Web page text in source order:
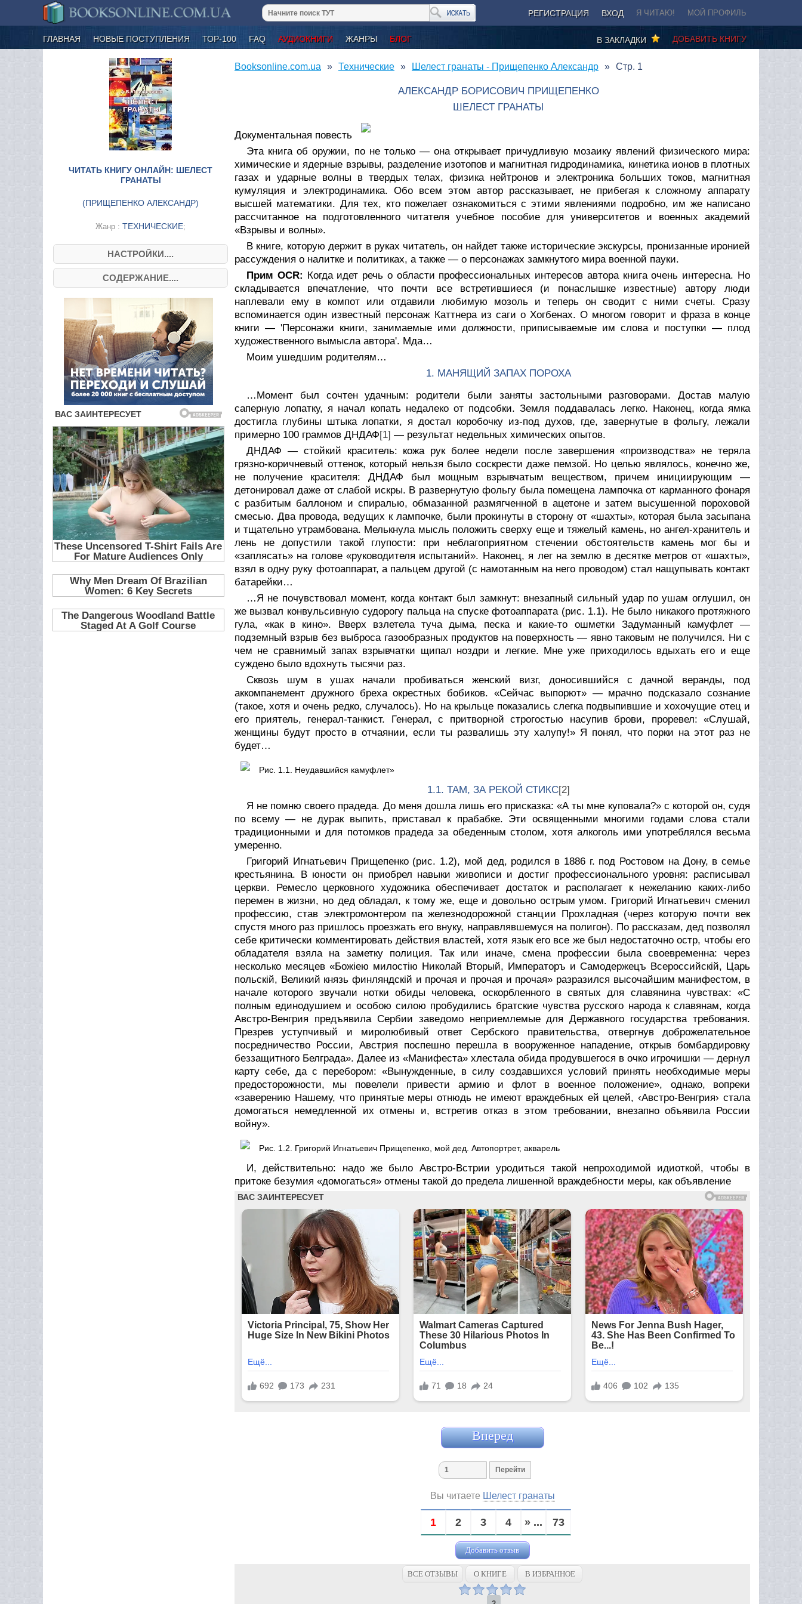
РЕГИСТРАЦИЯ ВХОД Я ЧИТАЮ! МОЙ ПРОФИЛЬ
ГЛАВНАЯ НОВЫЕ ПОСТУПЛЕНИЯ ТОР-100 FAQ АУДИОКНИГИ ЖАНРЫ БЛОГ ДОБАВИТЬ КНИГУ
В ЗАКЛАДКИ
ЧИТАТЬ КНИГУ ОНЛАЙН: ШЕЛЕСТ
ГРАНАТЫ
(ПРИЩЕПЕНКО АЛЕКСАНДР)
Жанр : ТЕХНИЧЕСКИЕ;
НАСТРОЙКИ....
СОДЕРЖАНИЕ....
Booksonline.com.ua Технические Шелест гранаты - Прищепенко Александр Стр. 1
АЛЕКСАНДР БОРИСОВИЧ ПРИЩЕПЕНКО
ШЕЛЕСТ ГРАНАТЫ
Документальная повесть
Эта книга об оружии, по не только — она открывает причудливую мозаику явлений физического мира:
химические и ядерные взрывы, разделение изотопов и магнитная гидродинамика, кинетика ионов в плотных
газах и ударные волны в твердых телах, физика нейтронов и электроника больших токов, магнитная
кумуляция и электродинамика. Обо всем этом автор рассказывает, не прибегая к сложному аппарату
высшей математики. Для тех, кто пожелает ознакомиться с этими явлениями подробно, им же написано
рассчитанное на подготовленного читателя учебное пособие для университетов и военных академий
«Взрывы и волны».
В книге, которую держит в руках читатель, он найдет также исторические экскурсы, пронизанные иронией
рассуждения о налитке и политиках, а также — о персонажах замкнутого мира военной пауки.
Прим OCR: Когда идет речь о области профессиональных интересов автора книга очень интересна. Но
складывается впечатление, что почти все встретившиеся (и понаслышке известные) автору люди
наплевали ему в компот или отдавили любимую мозоль и теперь он сводит с ними счеты. Сразу
вспоминается один известный персонаж Каттнера из саги о Хогбенах. О многом говорит и фраза в конце
книги — 'Персонажи книги, занимаемые ими должности, приписываемые им слова и поступки — плод
художественного вымысла автора'. Мда…
Моим ушедшим родителям…
1. МАНЯЩИЙ ЗАПАХ ПОРОХА
…Момент был сочтен удачным: родители были заняты застольными разговорами. Достав малую
саперную лопатку, я начал копать недалеко от подсобки. Земля поддавалась легко. Наконец, когда ямка
достигла глубины штыка лопатки, я достал коробочку из-под духов, где, завернутые в фольгу, лежали
примерно 100 граммов ДНДАФ[1] — результат недельных химических опытов.
ДНДАФ — стойкий краситель: кожа рук более недели после завершения «производства» не теряла
грязно-коричневый оттенок, который нельзя было соскрести даже пемзой. Но целью являлось, конечно же,
не получение красителя: ДНДАФ был мощным взрывчатым веществом, причем инициирующим —
детонировал даже от слабой искры. В развернутую фольгу была помещена лампочка от карманного фонаря
с разбитым баллоном и спиралью, обмазанной размягченной в ацетоне и затем высушенной пороховой
смесью. Два провода, ведущих к лампочке, были прокинуты в сторону от «шахты», которая была засыпана
и тщательно утрамбована. Мелькнула мысль положить сверху еще и тяжелый камень, но ангел-хранитель и
лень не допустили такой глупости: при неблагоприятном стечении обстоятельств камень мог бы и
«заплясать» на голове «руководителя испытаний». Наконец, я лег на землю в десятке метров от «шахты»,
взял в одну руку фотоаппарат, а пальцем другой (с намотанным на него проводом) стал нащупывать контакт
батарейки…
…Я не почувствовал момент, когда контакт был замкнут: внезапный сильный удар по ушам оглушил, он
же вызвал конвульсивную судорогу пальца на спуске фотоаппарата (рис. 1.1). Не было никакого протяжного
гула, «как в кино». Вверх взлетела туча дыма, песка и какие-то ошметки Задуманный камуфлет —
подземный взрыв без выброса газообразных продуктов на поверхность — явно таковым не получился. Ни с
чем не сравнимый запах взрывчатки щипал ноздри и легкие. Мне уже приходилось вдыхать его и еще
суждено было вдохнуть тысячи раз.
Сквозь шум в ушах начали пробиваться женский визг, доносившийся с дачной веранды, под
аккомпанемент дружного бреха окрестных бобиков. «Сейчас выпорют» — мрачно подсказало сознание
(такое, хотя и очень редко, случалось). Но на крыльце показались слегка подвыпившие и хохочущие отец и
его приятель, генерал-танкист. Генерал, с притворной строгостью насупив брови, проревел: «Слушай,
женщины будут просто в отчаянии, если ты развалишь эту халупу!» Я понял, что порки на этот раз не
будет…
Рис. 1.1. Неудавшийся камуфлет»
1.1. ТАМ, ЗА РЕКОЙ СТИКС[2]
Я не помню своего прадеда. До меня дошла лишь его присказка: «А ты мне куповала?» с которой он, судя
по всему — не дурак выпить, приставал к прабабке. Эти освященными многими годами слова стали
традиционными и для потомков прадеда за обеденным столом, хотя алкоголь ими употреблялся весьма
умеренно.
Григорий Игнатьевич Прищепенко (рис. 1.2), мой дед, родился в 1886 г. под Ростовом на Дону, в семье
крестьянина. В юности он приобрел навыки живописи и достиг профессионального уровня: расписывал
церкви. Ремесло церковного художника обеспечивает достаток и располагает к нежеланию каких-либо
перемен в жизни, но дед обладал, к тому же, еще и довольно острым умом. Григорий Игнатьевич сменил
профессию, став электромонтером па железнодорожной станции Прохладная (через которую почти век
спустя много раз пришлось проезжать его внуку, направлявшемуся на полигон). По рассказам, дед позволял
себе критически комментировать действия властей, хотя язык его все же был недостаточно остр, чтобы его
обладателя взяла на заметку полиция. Так или иначе, смена профессии была своевременна: через
несколько месяцев «Божiею милостiю Николай Вторый, Императоръ и Самодержецъ Всероссийскiй, Царь
польскiй, Великий князь финляндскiй и прочая и прочая и прочая» разразился высочайшим манифестом, в
начале которого звучали нотки обиды человека, оскорбленного в святых для славянина чувствах: «С
полным единодушием и особою силою пробудились братские чувства русского народа к славянам, когда
Австро-Венгрия предъявила Сербии заведомо неприемлемые для Державного государства требования.
Презрев уступчивый и миролюбивый ответ Сербского правительства, отвергнув доброжелательное
посредничество России, Австрия поспешно перешла в вооруженное нападение, открыв бомбардировку
беззащитного Белграда». Далее из «Манифеста» хлестала обида продувшегося в очко игрочишки — дернул
карту себе, да с перебором: «Вынужденные, в силу создавшихся условий принять необходимые меры
предосторожности, мы повелели привести армию и флот в военное положение», однако, вопреки
«заверению Нашему, что принятые меры отнюдь не имеют враждебных ей целей, ‹Австро-Венгрия› стала
домогаться немедленной их отмены и, встретив отказ в этом требовании, внезапно объявила России
войну».
Рис. 1.2. Григорий Игнатьевич Прищепенко, мой дед. Автопортрет, акварель
И, действительно: надо же было Австро-Встрии уродиться такой непроходимой идиоткой, чтобы в
притоке безумия «домогаться» отмены такой до предела лишенной враждебности меры, как объявление
Вперед
Вы читаете Шелест гранаты
1 2 3 4 » ... 73
Добавить отзыв
ВСЕ ОТЗЫВЫ О КНИГЕ В ИЗБРАННОЕ